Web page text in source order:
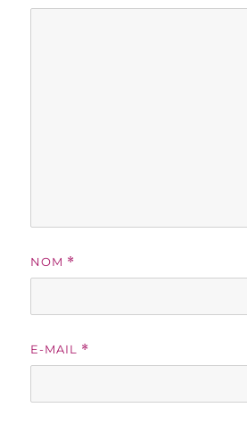
NOM *
E-MAIL *